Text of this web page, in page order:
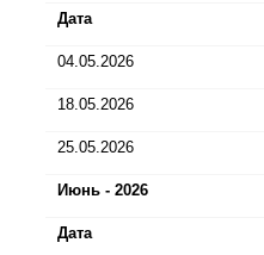
Дата
04.05.2026
18.05.2026
25.05.2026
Июнь - 2026
Дата